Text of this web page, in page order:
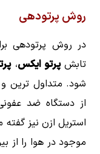
روش پرتودهی
در روش پرتودهی
تابشپرتو ایکس،
شود. متداول ترین
از دستگاه ضد
استریل ازن نیز
موجود در هوا را از